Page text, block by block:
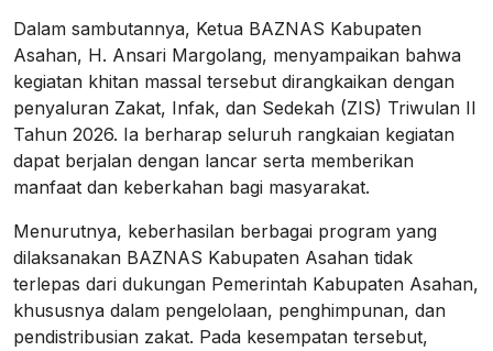
Dalam sambutannya, Ketua BAZNAS Kabupaten
Asahan, H. Ansari Margolang, menyampaikan bahwa
kegiatan khitan massal tersebut dirangkaikan dengan
penyaluran Zakat, Infak, dan Sedekah (ZIS) Triwulan II
Tahun 2026. Ia berharap seluruh rangkaian kegiatan
dapat berjalan dengan lancar serta memberikan
manfaat dan keberkahan bagi masyarakat.
Menurutnya, keberhasilan berbagai program yang
dilaksanakan BAZNAS Kabupaten Asahan tidak
terlepas dari dukungan Pemerintah Kabupaten Asahan,
khususnya dalam pengelolaan, penghimpunan, dan
pendistribusian zakat. Pada kesempatan tersebut,